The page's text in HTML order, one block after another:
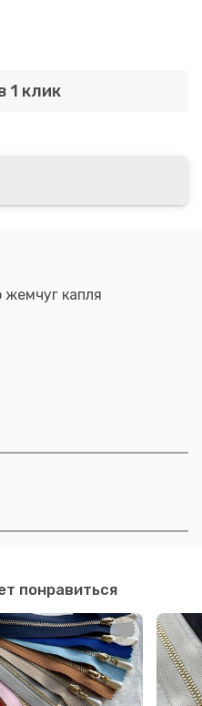
1 клик
жемчуг капля
понравиться